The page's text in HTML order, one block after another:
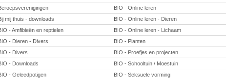
BIO - Online leren
mij thuis - downloads
BIO - Online leren - Dieren
- Amfibieën en reptielen
BIO - Online leren - Lichaam
- Dieren - Divers
BIO - Planten
- Divers
BIO - Proefjes en projecten
- Downloads
BIO - Schooltuin / Moestuin
- Geleedpotigen
BIO - Seksuele vorming